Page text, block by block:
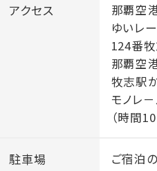
アクセス
那覇空
ゆいレ
124番
那覇空
牧志駅
モノレ
（時間
駐車場 ご宿泊